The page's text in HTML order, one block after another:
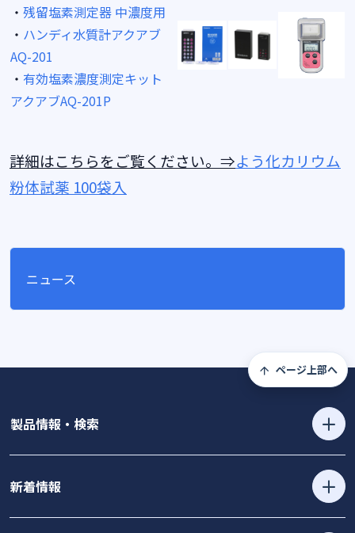
・ 残留塩素測定器 中濃度用
・ ハンディ水質計アクアブ
AQ-201
・ 有効塩素濃度測定キット
アクアブAQ-201P
詳細はこちらをご覧ください。⇒よう化カリウム
粉体試薬 100袋入
ニュース
ページ上部へ
製品情報・検索
新着情報